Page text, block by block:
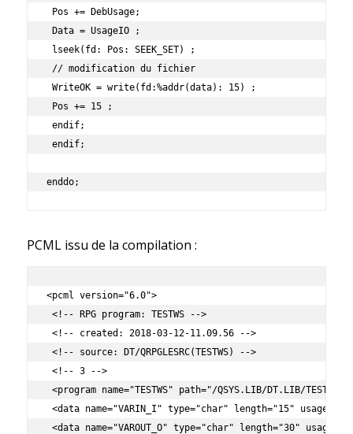
Pos += DebUsage;
Data = UsageIO ;
lseek(fd: Pos: SEEK_SET) ;
// modification du fichier
WriteOK = write(fd:%addr(data): 15) ;
Pos += 15 ;
endif;
endif;
PCML issu de la compilation :
<pcml version="6.0">
<!-- RPG program: TESTWS -->
<!-- created: 2018-03-12-11.09.56 -->
<!-- source: DT/QRPGLESRC(TESTWS) -->
<!-- 3 -->
<program name="TESTWS" path="/QSYS.LIB/DT.LIB/
<data name="VARIN_I" type="char" length="15"
<data name="VAROUT_O" type="char" length="30"